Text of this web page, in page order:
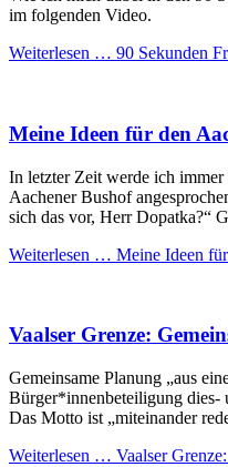
im folgenden Video.
Weiterlesen … 90 Sekunden
Meine Ideen für den
In letzter Zeit werde ich
Aachener Bushof
sich das vor, Herr Dopatka?“
Weiterlesen … Meine Ideen
Vaalser Grenze:
Gemeinsame Planung „aus
Bürger*innenbeteiligung dies-
Das Motto ist „miteinander
Weiterlesen … Vaalser